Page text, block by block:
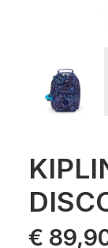
€